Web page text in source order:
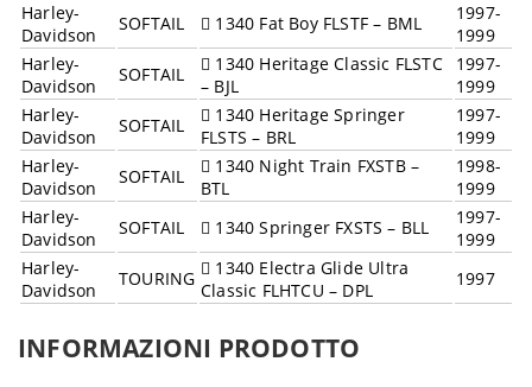
Harley-
Davidson
SOFTAIL 1340 Fat Boy FLSTF – BML
1997-
1999
Harley-
Davidson
SOFTAIL
1340 Heritage Classic FLSTC
– BJL
1997-
1999
Harley-
Davidson
SOFTAIL
1340 Heritage Springer
FLSTS – BRL
1997-
1999
Harley-
Davidson
SOFTAIL
1340 Night Train FXSTB –
BTL
1998-
1999
Harley-
Davidson
SOFTAIL 1340 Springer FXSTS – BLL
1997-
1999
Harley-
Davidson
TOURING
1340 Electra Glide Ultra
Classic FLHTCU – DPL
1997
INFORMAZIONI PRODOTTO